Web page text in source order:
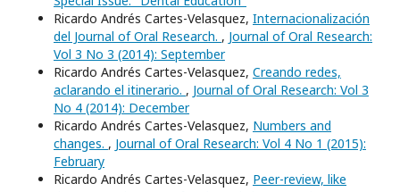
Ricardo Andrés Cartes-Velasquez, Internacionalización
del Journal of Oral Research. , Journal of Oral Research:
Vol 3 No 3 (2014): September
Ricardo Andrés Cartes-Velasquez, Creando redes,
aclarando el itinerario. , Journal of Oral Research: Vol 3
No 4 (2014): December
Ricardo Andrés Cartes-Velasquez, Numbers and
changes. , Journal of Oral Research: Vol 4 No 1 (2015):
February
Ricardo Andrés Cartes-Velasquez, Peer-review, like